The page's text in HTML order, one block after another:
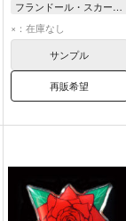
フランドール・スカーレット
聖白蓮
茨木華扇
×：在庫なし
サンプル
再販希望